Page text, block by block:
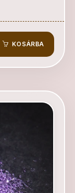
KOSÁRBA